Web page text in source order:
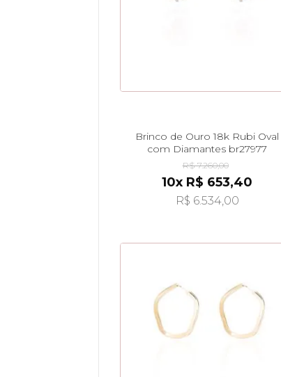
Brinco de Ouro 18k Rubi Oval
com Diamantes br27977
R$ 7.260,00
10x R$ 653,40
R$ 6.534,00